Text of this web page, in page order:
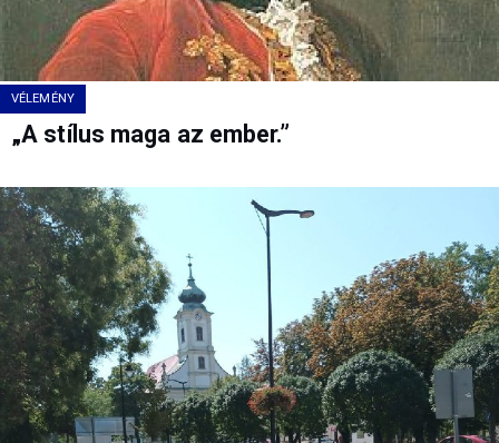
VÉLEMÉNY
„A stílus maga az ember.”